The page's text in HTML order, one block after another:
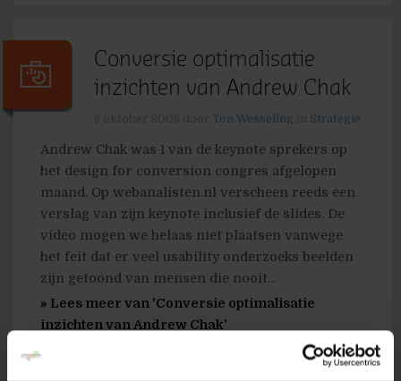
Conversie optimalisatie
inzichten van Andrew Chak
Ton Wesseling Strategie
Andrew Chak was 1 van de keynote sprekers op
het design for conversion congres afgelopen
maand. Op webanalisten.nl verscheen reeds een
verslag van zijn keynote inclusief de slides. De
video mogen we helaas niet plaatsen vanwege
het feit dat er veel usability onderzoeks beelden
zijn getoond van mensen die nooit...
» Lees meer van 'Conversie optimalisatie
inzichten van Andrew Chak'